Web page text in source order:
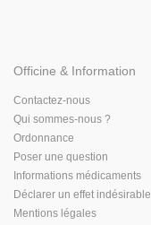
Officine & Information
Contactez-nous
Qui sommes-nous ?
Ordonnance
Poser une question
Informations médicaments
Déclarer un effet indésirable
Mentions légales